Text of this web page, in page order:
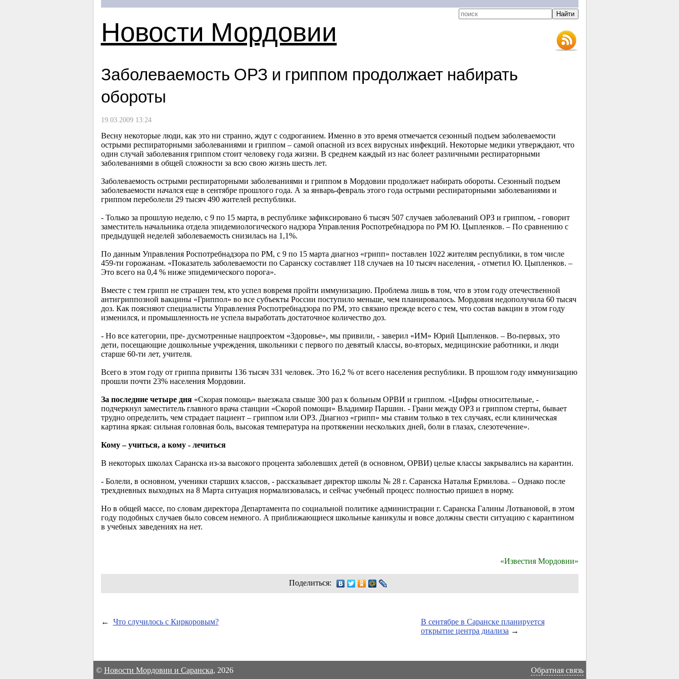
Новости Мордовии
Заболеваемость ОРЗ и гриппом продолжает набирать
обороты
19.03.2009 13:24
Весну некоторые люди, как это ни странно, ждут с содроганием. Именно в это время отмечается сезонный подъем заболеваемости
острыми респираторными заболеваниями и гриппом – самой опасной из всех вирусных инфекций. Некоторые медики утверждают, что
один случай заболевания гриппом стоит человеку года жизни. В среднем каждый из нас болеет различными респираторными
заболеваниями в общей сложности за всю свою жизнь шесть лет.
Заболеваемость острыми респираторными заболеваниями и гриппом в Мордовии продолжает набирать обороты. Сезонный подъем
заболеваемости начался еще в сентябре прошлого года. А за январь-февраль этого года острыми респираторными заболеваниями и
гриппом переболели 29 тысяч 490 жителей республики.
- Только за прошлую неделю, с 9 по 15 марта, в республике зафиксировано 6 тысяч 507 случаев заболеваний ОРЗ и гриппом, - говорит
заместитель начальника отдела эпидемиологического надзора Управления Роспотребнадзора по РМ Ю. Цыпленков. – По сравнению с
предыдущей неделей заболеваемость снизилась на 1,1%.
По данным Управления Роспотребнадзора по РМ, с 9 по 15 марта диагноз «грипп» поставлен 1022 жителям республики, в том числе
459-ти горожанам. «Показатель заболеваемости по Саранску составляет 118 случаев на 10 тысяч населения, - отметил Ю. Цыпленков. –
Это всего на 0,4 % ниже эпидемического порога».
Вместе с тем грипп не страшен тем, кто успел вовремя пройти иммунизацию. Проблема лишь в том, что в этом году отечественной
антигриппозной вакцины «Гриппол» во все субъекты России поступило меньше, чем планировалось. Мордовия недополучила 60 тысяч
доз. Как поясняют специалисты Управления Роспотребнадзора по РМ, это связано прежде всего с тем, что состав вакцин в этом году
изменился, и промышленность не успела выработать достаточное количество доз.
- Но все категории, пре- дусмотренные нацпроектом «Здоровье», мы привили, - заверил «ИМ» Юрий Цыпленков. – Во-первых, это
дети, посещающие дошкольные учреждения, школьники с первого по девятый классы, во-вторых, медицинские работники, и люди
старше 60-ти лет, учителя.
Всего в этом году от гриппа привиты 136 тысяч 331 человек. Это 16,2 % от всего населения республики. В прошлом году иммунизацию
прошли почти 23% населения Мордовии.
За последние четыре дня«Скорая помощь» выезжала свыше 300 раз к больным ОРВИ и гриппом. «Цифры относительные, -
подчеркнул заместитель главного врача станции «Скорой помощи» Владимир Паршин. - Грани между ОРЗ и гриппом стерты, бывает
трудно определить, чем страдает пациент – гриппом или ОРЗ. Диагноз «грипп» мы ставим только в тех случаях, если клиническая
картина яркая: сильная головная боль, высокая температура на протяжении нескольких дней, боли в глазах, слезотечение».
Кому – учиться, а кому - лечиться
В некоторых школах Саранска из-за высокого процента заболевших детей (в основном, ОРВИ) целые классы закрывались на карантин.
- Болели, в основном, ученики старших классов, - рассказывает директор школы № 28 г. Саранска Наталья Ермилова. – Однако после
трехдневных выходных на 8 Марта ситуация нормализовалась, и сейчас учебный процесс полностью пришел в норму.
Но в общей массе, по словам директора Департамента по социальной политике администрации г. Саранска Галины Лотвановой, в этом
году подобных случаев было совсем немного. А приближающиеся школьные каникулы и вовсе должны свести ситуацию с карантином
в учебных заведениях на нет.
«Известия Мордовии»
Поделиться:
← Что случилось с Киркоровым?
В сентябре в Саранске планируется
открытие центра диализа →
© Новости Мордовии и Саранска, 2026 Обратная связь